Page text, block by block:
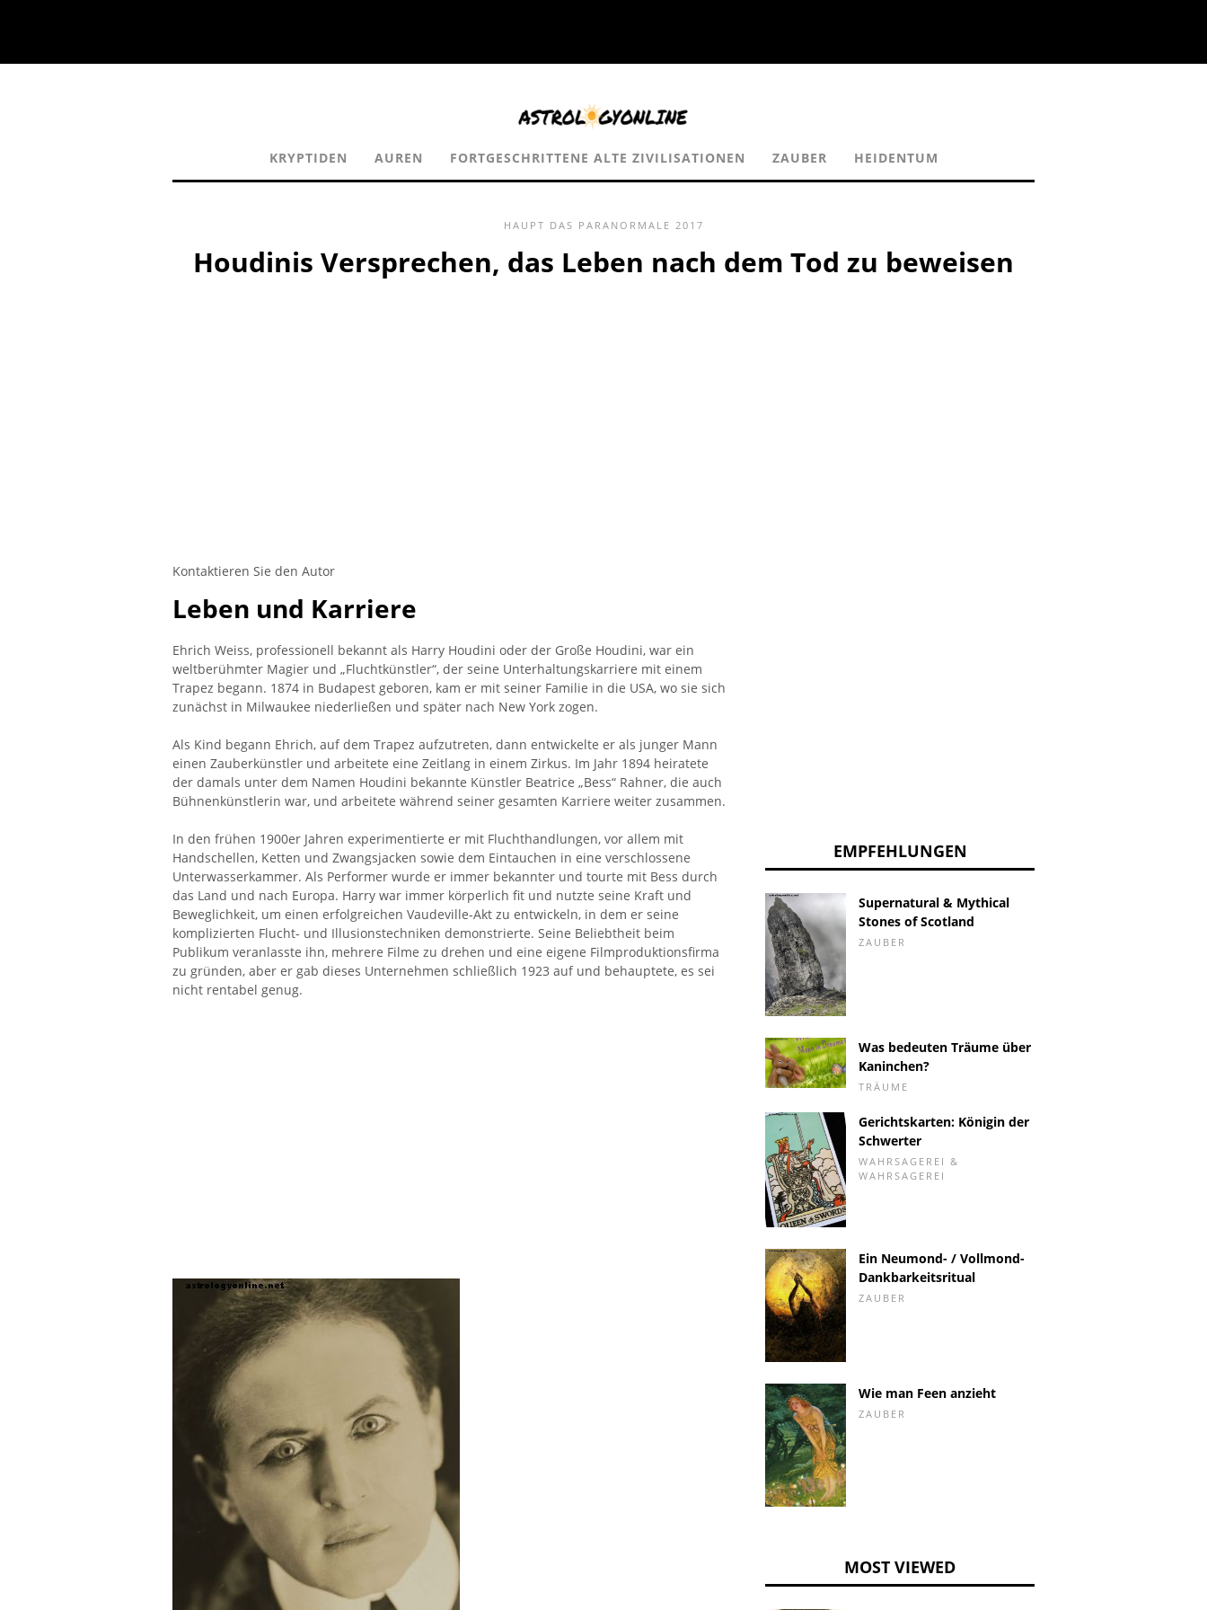
KRYPTIDEN AUREN FORTGESCHRITTENE ALTE ZIVILISATIONEN ZAUBER HEIDENTUM
HAUPT DAS PARANORMALE 2017
Houdinis Versprechen, das Leben nach dem Tod zu beweisen
Kontaktieren Sie den Autor
Leben und Karriere
Ehrich Weiss, professionell bekannt als Harry Houdini oder der Große Houdini, war ein
weltberühmter Magier und „Fluchtkünstler“, der seine Unterhaltungskarriere mit einem
Trapez begann. 1874 in Budapest geboren, kam er mit seiner Familie in die USA, wo sie sich
zunächst in Milwaukee niederließen und später nach New York zogen.
Als Kind begann Ehrich, auf dem Trapez aufzutreten, dann entwickelte er als junger Mann
einen Zauberkünstler und arbeitete eine Zeitlang in einem Zirkus. Im Jahr 1894 heiratete
der damals unter dem Namen Houdini bekannte Künstler Beatrice „Bess“ Rahner, die auch
Bühnenkünstlerin war, und arbeitete während seiner gesamten Karriere weiter zusammen.
In den frühen 1900er Jahren experimentierte er mit Fluchthandlungen, vor allem mit
Handschellen, Ketten und Zwangsjacken sowie dem Eintauchen in eine verschlossene
Unterwasserkammer. Als Performer wurde er immer bekannter und tourte mit Bess durch
das Land und nach Europa. Harry war immer körperlich fit und nutzte seine Kraft und
Beweglichkeit, um einen erfolgreichen Vaudeville-Akt zu entwickeln, in dem er seine
komplizierten Flucht- und Illusionstechniken demonstrierte. Seine Beliebtheit beim
Publikum veranlasste ihn, mehrere Filme zu drehen und eine eigene Filmproduktionsfirma
zu gründen, aber er gab dieses Unternehmen schließlich 1923 auf und behauptete, es sei
nicht rentabel genug.
EMPFEHLUNGEN
Supernatural & Mythical
Stones of Scotland
ZAUBER
Was bedeuten Träume über
Kaninchen?
TRÄUME
Gerichtskarten: Königin der
Schwerter
WAHRSAGEREI &
WAHRSAGEREI
Ein Neumond- / Vollmond-
Dankbarkeitsritual
ZAUBER
Wie man Feen anzieht
ZAUBER
MOST VIEWED